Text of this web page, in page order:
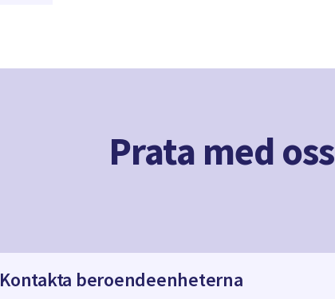
Prata med oss
Kontakta beroendeenheterna